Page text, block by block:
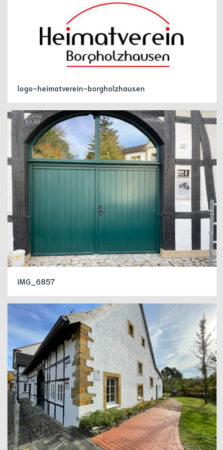
logo-heimatverein-borgholzhausen
IMG_6857